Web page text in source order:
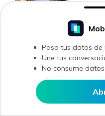
Abrir
Pasa tus datos
Une tus
No consume
Métodos
¿Cómo
saber